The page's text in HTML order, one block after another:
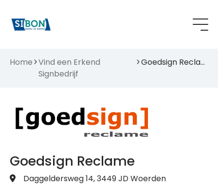
Home Vind een Erkend
Signbedrijf
Goedsign Reclame
Goedsign Reclame
Daggeldersweg 14, 3449 JD Woerden